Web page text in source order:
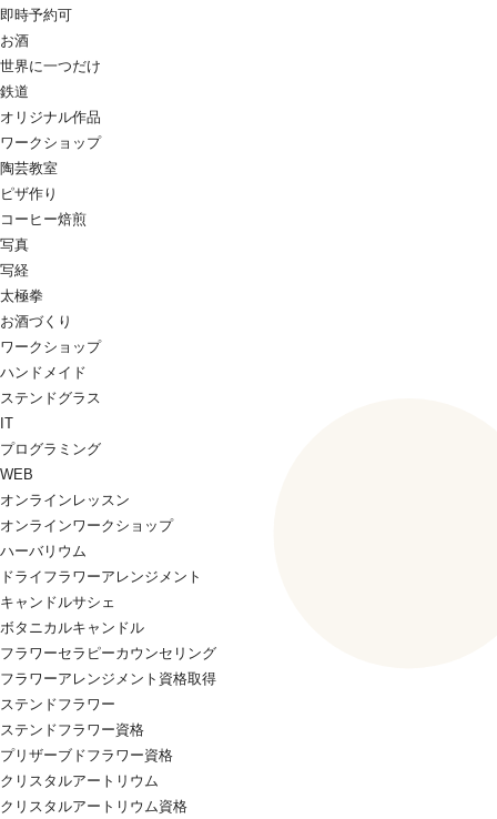
即時予約可
お酒
世界に一つだけ
鉄道
オリジナル作品
ワークショップ
陶芸教室
ピザ作り
コーヒー焙煎
写真
写経
太極拳
お酒づくり
ワークショップ
ハンドメイド
ステンドグラス
IT
プログラミング
WEB
オンラインレッスン
オンラインワークショップ
ハーバリウム
ドライフラワーアレンジメント
キャンドルサシェ
ボタニカルキャンドル
フラワーセラピーカウンセリング
フラワーアレンジメント資格取得
ステンドフラワー
ステンドフラワー資格
プリザーブドフラワー資格
クリスタルアートリウム
クリスタルアートリウム資格